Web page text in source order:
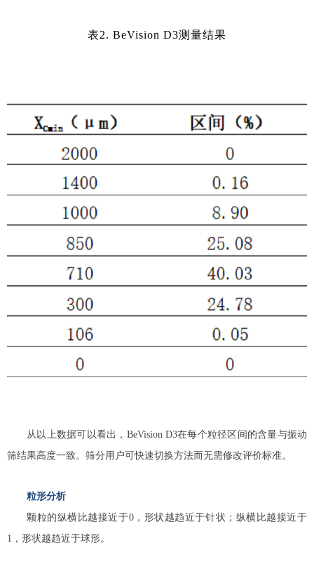
表2. BeVision D3测量结果
从以上数据可以看出，BeVision D3在每个粒径区间的含量与振动
筛结果高度一致。筛分用户可快速切换方法而无需修改评价标准。
粒形分析
颗粒的纵横比越接近于0，形状越趋近于针状；纵横比越接近于
1，形状越趋近于球形。